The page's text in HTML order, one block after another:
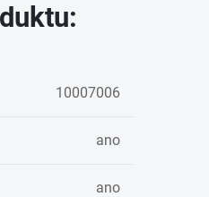
10007006
ano
ano